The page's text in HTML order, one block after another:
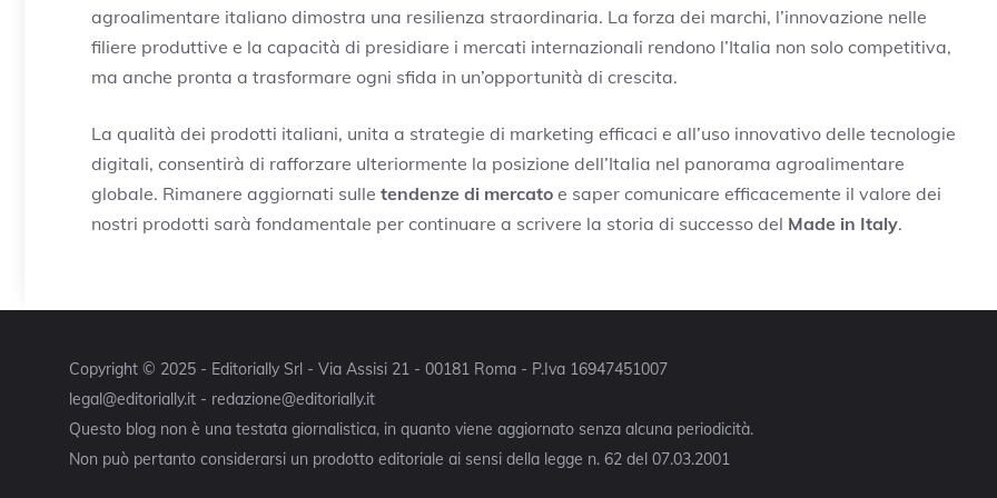
agroalimentare italiano dimostra una resilienza straordinaria. La forza dei marchi, l’innovazione nelle
filiere produttive e la capacità di presidiare i mercati internazionali rendono l’Italia non solo competitiva,
ma anche pronta a trasformare ogni sfida in un’opportunità di crescita.
La qualità dei prodotti italiani, unita a strategie di marketing efficaci e all’uso innovativo delle tecnologie
digitali, consentirà di rafforzare ulteriormente la posizione dell’Italia nel panorama agroalimentare
globale. Rimanere aggiornati sulle tendenze di mercato e saper comunicare efficacemente il valore dei
nostri prodotti sarà fondamentale per continuare a scrivere la storia di successo del Made in Italy.
Copyright © 2025 - Editorially Srl - Via Assisi 21 - 00181 Roma - P.Iva 16947451007
legal@editorially.it - redazione@editorially.it
Questo blog non è una testata giornalistica, in quanto viene aggiornato senza alcuna periodicità.
Non può pertanto considerarsi un prodotto editoriale ai sensi della legge n. 62 del 07.03.2001